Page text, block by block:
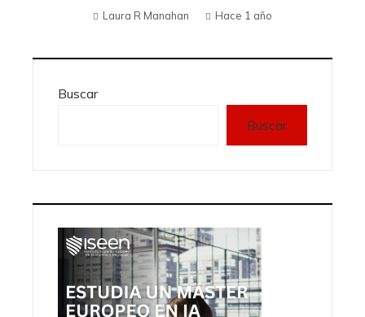
Laura R Manahan Hace 1 año
Buscar
Buscar